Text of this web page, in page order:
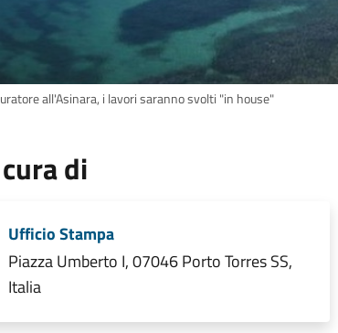
all'Asinara, i lavori saranno svolti "in house"
di
Ufficio Stampa
Piazza Umberto I, 07046 Porto Torres SS,
Italia